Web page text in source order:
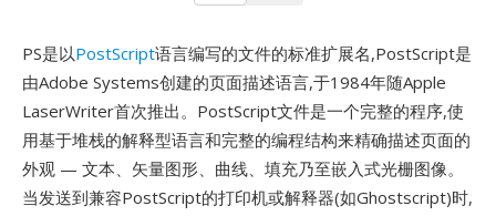
PS是以PostScript语言编写的文件的标准扩展名,PostScript是
由Adobe Systems创建的页面描述语言,于1984年随Apple
LaserWriter首次推出。PostScript文件是一个完整的程序,使
用基于堆栈的解释型语言和完整的编程结构来精确描述页面的
外观 — 文本、矢量图形、曲线、填充乃至嵌入式光栅图像。
当发送到兼容PostScript的打印机或解释器(如Ghostscript)时,